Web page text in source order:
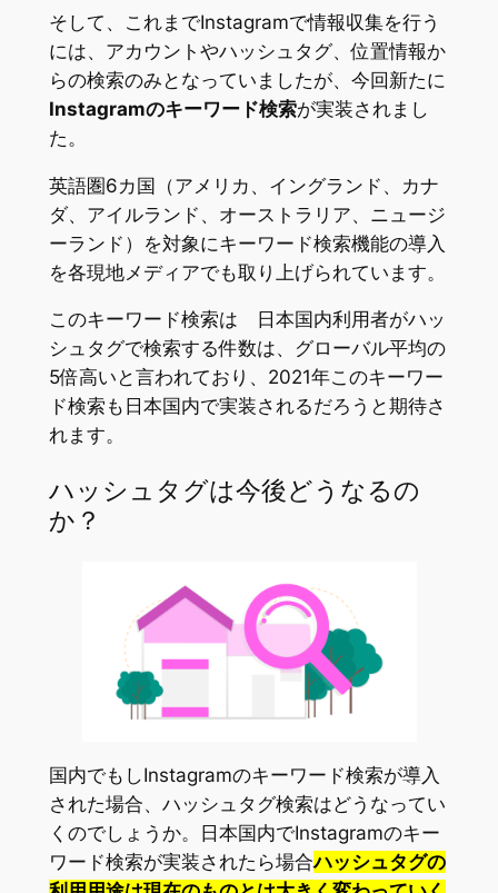
そして、これまでInstagramで情報収集を行う
には、アカウントやハッシュタグ、位置情報か
らの検索のみとなっていましたが、今回新たに
Instagramのキーワード検索が実装されまし
た。
英語圏6カ国（アメリカ、イングランド、カナ
ダ、アイルランド、オーストラリア、ニュージ
ーランド）を対象にキーワード検索機能の導入
を各現地メディアでも取り上げられています。
このキーワード検索は 日本国内利用者がハッ
シュタグで検索する件数は、グローバル平均の
5倍高いと言われており、2021年このキーワー
ド検索も日本国内で実装されるだろうと期待さ
れます。
ハッシュタグは今後どうなるの
か？
国内でもしInstagramのキーワード検索が導入
された場合、ハッシュタグ検索はどうなってい
くのでしょうか。日本国内でInstagramのキー
ワード検索が実装されたら場合ハッシュタグの